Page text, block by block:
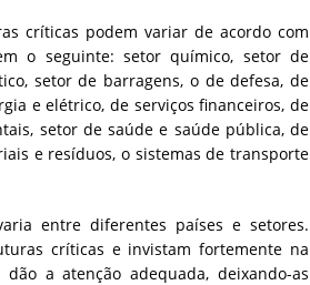
críticas podem variar de acordo com
o seguinte: setor químico, setor de
setor de barragens, o de defesa, de
e elétrico, de serviços financeiros, de
setor de saúde e saúde pública, de
e resíduos, o sistemas de transporte
entre diferentes países e setores.
críticas e invistam fortemente na
a atenção adequada, deixando-as